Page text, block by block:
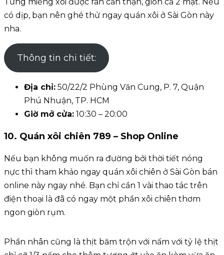
có dịp, bạn nên ghé thử ngay quán xôi ở Sài Gòn này
nha.
Thông tin chi tiết:
Địa chỉ: 50/22/2 Phùng Văn Cung, P. 7, Quận
Phú Nhuận, TP. HCM
Giờ mở cửa: 10:30 – 20:00
10. Quán xôi chiên 789 – Shop Online
Nếu bạn không muốn ra đường bởi thời tiết nóng
nực thì tham khảo ngay quán xôi chiên ở Sài Gòn bán
online này ngay nhé. Bạn chỉ cần 1 vài thao tác trên
điện thoại là đã có ngay một phần xôi chiên thơm
ngon giòn rụm.
Phần nhân cũng là thịt băm trộn với nấm với tỷ lệ thịt